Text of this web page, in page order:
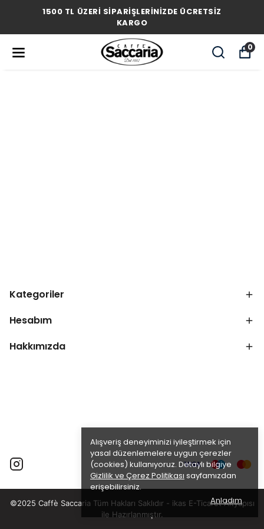
1500 TL ÜZERİ SİPARİŞLERİNİZDE ÜCRETSİZ
KARGO
0
Alışveriş deneyiminizi iyileştirmek için
yasal düzenlemelere uygun çerezler
(cookies) kullanıyoruz. Detaylı bilgiye
Gizlilik ve Çerez Politikası sayfamızdan
erişebilirsiniz.
Anladım
Kategoriler
Hesabım
Hakkımızda
©2025 Caffè Saccaria Tüm Hakları Saklıdır - ikas E-TicaretAltyapısı
ile Hazırlanmıştır.